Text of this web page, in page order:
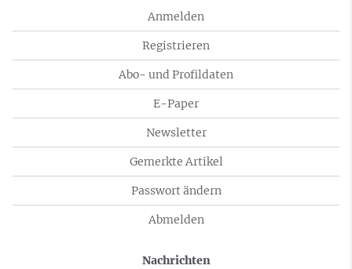
Anmelden
Registrieren
Abo- und Profildaten
E-Paper
Newsletter
Gemerkte Artikel
Passwort ändern
Abmelden
Nachrichten